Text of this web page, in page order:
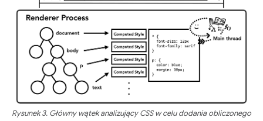
Rysunek 3. Główny wątek analizujący CSS w celu dodania obliczonego